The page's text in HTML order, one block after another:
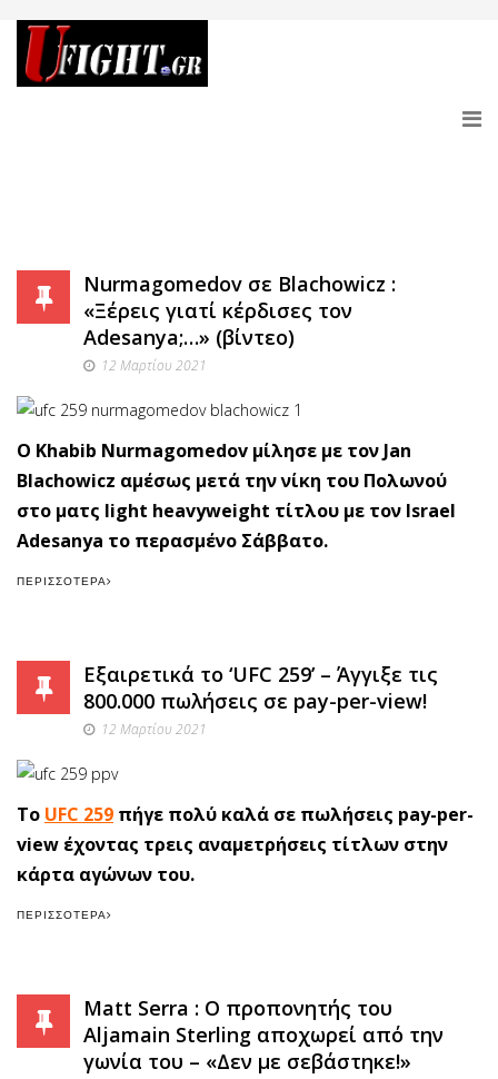
Nurmagomedov σε Blachowicz :
«Ξέρεις γιατί κέρδισες τον
Adesanya;…» (βίντεο)
12 Μαρτίου 2021
O Khabib Nurmagomedov μίλησε με τον Jan
Blachowicz αμέσως μετά την νίκη του Πολωνού
στο ματς light heavyweight τίτλου με τον Israel
Adesanya το περασμένο Σάββατο.
ΠΕΡΙΣΣΌΤΕΡΑ
Εξαιρετικά το ‘UFC 259’ – Άγγιξε τις
800.000 πωλήσεις σε pay-per-view!
12 Μαρτίου 2021
To UFC 259 πήγε πολύ καλά σε πωλήσεις pay-per-
view έχοντας τρεις αναμετρήσεις τίτλων στην
κάρτα αγώνων του.
ΠΕΡΙΣΣΌΤΕΡΑ
Matt Serra : Ο προπονητής του
Aljamain Sterling αποχωρεί από την
γωνία του – «Δεν με σεβάστηκε!»